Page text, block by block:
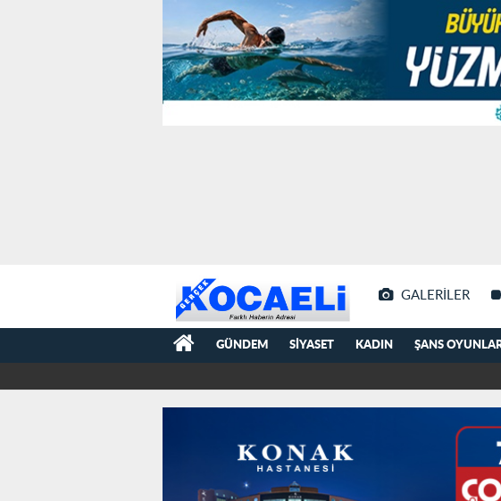
GALERILER
GÜNDEM SIYASET KADIN ŞANS